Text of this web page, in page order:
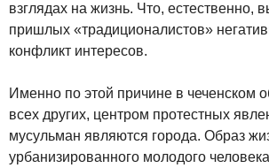
взглядах на жизнь. Что, естественно,
пришлых «традиционалистов»
конфликт интересов.
Именно по этой причине в чеченском
всех других, центром протестных
мусульман являются города. Образ
урбанизированного молодого